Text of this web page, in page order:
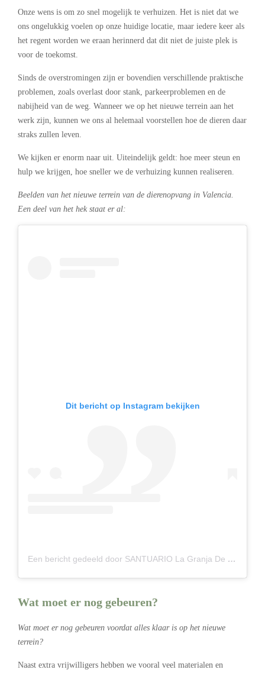
Onze wens is om zo snel mogelijk te verhuizen. Het is niet dat we
ons ongelukkig voelen op onze huidige locatie, maar iedere keer als
het regent worden we eraan herinnerd dat dit niet de juiste plek is
voor de toekomst.
Sinds de overstromingen zijn er bovendien verschillende praktische
problemen, zoals overlast door stank, parkeerproblemen en de
nabijheid van de weg. Wanneer we op het nieuwe terrein aan het
werk zijn, kunnen we ons al helemaal voorstellen hoe de dieren daar
straks zullen leven.
We kijken er enorm naar uit. Uiteindelijk geldt: hoe meer steun en
hulp we krijgen, hoe sneller we de verhuizing kunnen realiseren.
Beelden van het nieuwe terrein van de dierenopvang in Valencia.
Een deel van het hek staat er al:
Dit bericht op Instagram bekijken
Een bericht gedeeld door SANTUARIO La Granja De IZHAN (@lagranjadeizhan)
Wat moet er nog gebeuren?
Wat moet er nog gebeuren voordat alles klaar is op het nieuwe
terrein?
Naast extra vrijwilligers hebben we vooral veel materialen en